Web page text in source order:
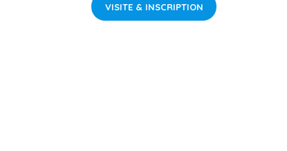
VISITE & INSCRIPTION